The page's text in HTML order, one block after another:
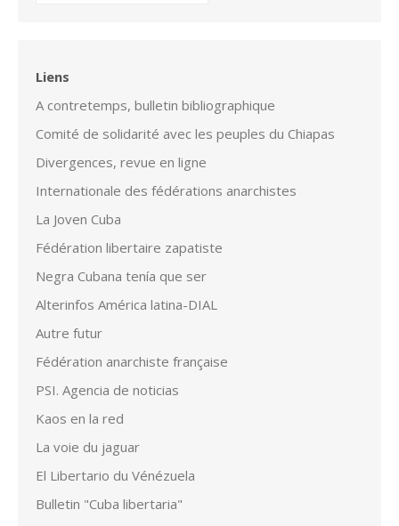
Liens
A contretemps, bulletin bibliographique
Comité de solidarité avec les peuples du Chiapas
Divergences, revue en ligne
Internationale des fédérations anarchistes
La Joven Cuba
Fédération libertaire zapatiste
Negra Cubana tenía que ser
Alterinfos América latina-DIAL
Autre futur
Fédération anarchiste française
PSI. Agencia de noticias
Kaos en la red
La voie du jaguar
El Libertario du Vénézuela
Bulletin "Cuba libertaria"